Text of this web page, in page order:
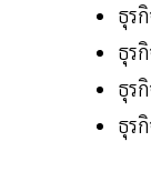
ธุร
ธุร
ธุร
ธุร